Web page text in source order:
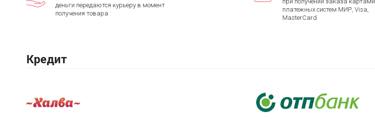
деньги передаются курьеру в момент
получения товара
платежных систем МИР, Visa,
MasterCard
Кредит